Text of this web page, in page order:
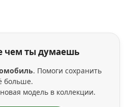
чем ты думаешь
. Помоги сохранить
больше.
модель в коллекции.